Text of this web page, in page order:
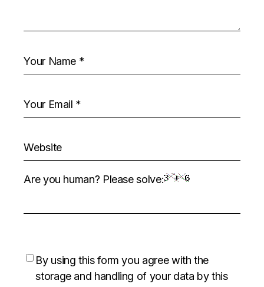
Are you human? Please solve:
By using this form you agree with the
storage and handling of your data by this